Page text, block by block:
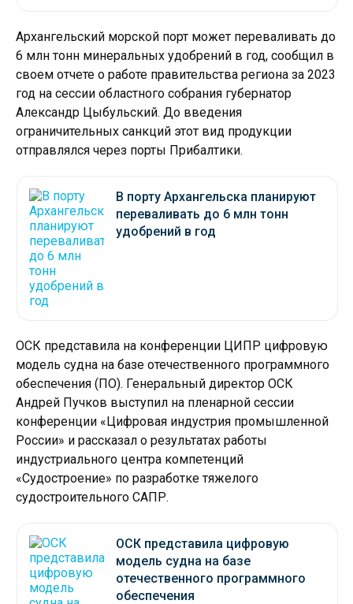
Архангельский морской порт может переваливать до
6 млн тонн минеральных удобрений в год, сообщил в
своем отчете о работе правительства региона за 2023
год на сессии областного собрания губернатор
Александр Цыбульский. До введения
ограничительных санкций этот вид продукции
отправлялся через порты Прибалтики.
В порту Архангельска планируют
переваливать до 6 млн тонн
удобрений в год
ОСК представила на конференции ЦИПР цифровую
модель судна на базе отечественного программного
обеспечения (ПО). Генеральный директор ОСК
Андрей Пучков выступил на пленарной сессии
конференции «Цифровая индустрия промышленной
России» и рассказал о результатах работы
индустриального центра компетенций
«Судостроение» по разработке тяжелого
судостроительного САПР.
ОСК представила цифровую
модель судна на базе
отечественного программного
обеспечения